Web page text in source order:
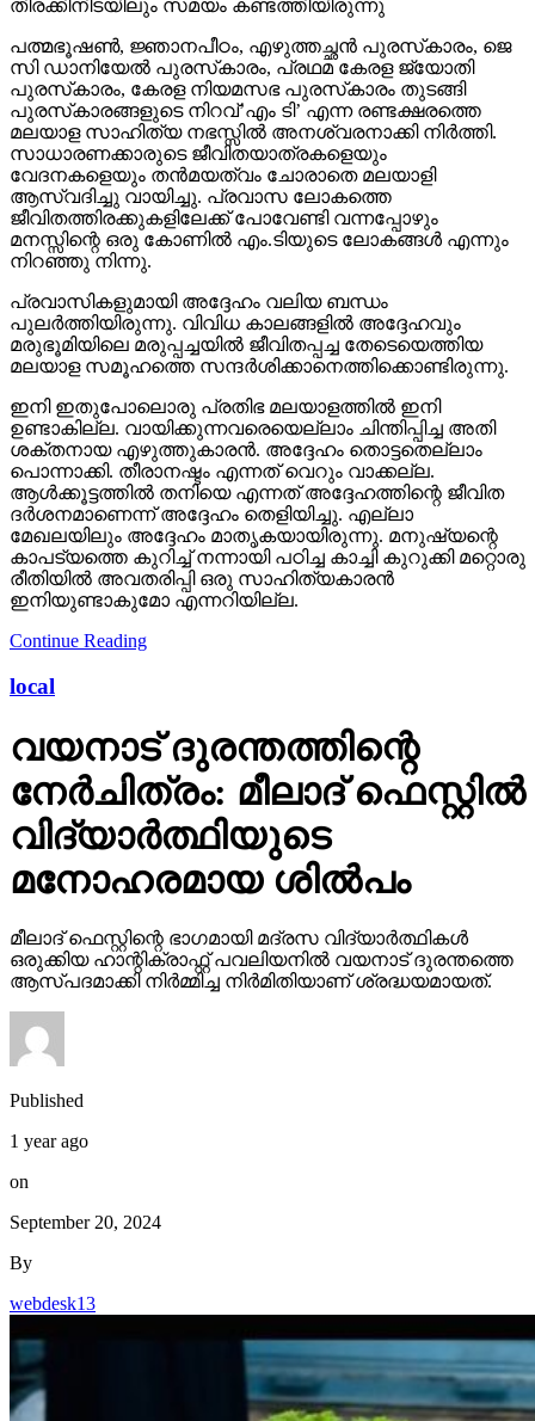
പത്മഭൂഷണ്‍, ജ്ഞാനപീഠം, എഴുത്തച്ഛന്‍ പുരസ്‌കാരം, ജെ
സി ഡാനിയേല്‍ പുരസ്‌കാരം, പ്രഥമ കേരള ജ്യോതി
പുരസ്‌കാരം, കേരള നിയമസഭ പുരസ്‌കാരം തുടങ്ങി
പുരസ്‌കാരങ്ങളുടെ നിറവ്’എം ടി’ എന്ന രണ്ടക്ഷരത്തെ
മലയാള സാഹിത്യ നഭസ്സില്‍ അനശ്വരനാക്കി നിര്‍ത്തി.
സാധാരണക്കാരുടെ ജീവിതയാത്രകളെയും
വേദനകളെയും തന്‍മയത്വം ചോരാതെ മലയാളി
ആസ്വദിച്ചു വായിച്ചു. പ്രവാസ ലോകത്തെ
ജീവിതത്തിരക്കുകളിലേക്ക് പോവേണ്ടി വന്നപ്പോഴും
മനസ്സിന്റെ ഒരു കോണില്‍ എം.ടിയുടെ ലോകങ്ങള്‍ എന്നും
നിറഞ്ഞു നിന്നു.
പ്രവാസികളുമായി അദ്ദേഹം വലിയ ബന്ധം
പുലര്‍ത്തിയിരുന്നു. വിവിധ കാലങ്ങളില്‍ അദ്ദേഹവും
മരുഭൂമിയിലെ മരുപ്പച്ചയില്‍ ജീവിതപ്പച്ച തേടെയെത്തിയ
മലയാള സമൂഹത്തെ സന്ദര്‍ശിക്കാനെത്തിക്കൊണ്ടിരുന്നു.
ഇനി ഇതുപോലൊരു പ്രതിഭ മലയാളത്തില്‍ ഇനി
ഉണ്ടാകില്ല. വായിക്കുന്നവരെയെല്ലാം ചിന്തിപ്പിച്ച അതി
ശക്തനായ എഴുത്തുകാരന്‍. അദ്ദേഹം തൊട്ടതെല്ലാം
പൊന്നാക്കി. തീരാനഷ്ടം എന്നത് വെറും വാക്കല്ല.
ആള്‍ക്കൂട്ടത്തില്‍ തനിയെ എന്നത് അദ്ദേഹത്തിന്റെ ജീവിത
ദര്‍ശനമാണെന്ന് അദ്ദേഹം തെളിയിച്ചു. എല്ലാ
മേഖലയിലും അദ്ദേഹം മാതൃകയായിരുന്നു. മനുഷ്യന്റെ
കാപട്യത്തെ കുറിച്ച് നന്നായി പഠിച്ച കാച്ചി കുറുക്കി മറ്റൊരു
രീതിയില്‍ അവതരിപ്പി ഒരു സാഹിത്യകാരന്‍
ഇനിയുണ്ടാകുമോ എന്നറിയില്ല.
Continue Reading
local
നേർചിത്രം: മീലാദ് ഫെസ്റ്റിൽ
വിദ്യാർത്ഥിയുടെ
മനോഹരമായ ശിൽപം
ഒരുക്കിയ ഹാന്റിക്രാഫ്റ്റ് പവലിയനിൽ വയനാട് ദുരന്തത്തെ
ആസ്പദമാക്കി നിർമ്മിച്ച നിർമിതിയാണ് ശ്രദ്ധയമായത്.
Published
1 year ago
on
September 20, 2024
By
webdesk13